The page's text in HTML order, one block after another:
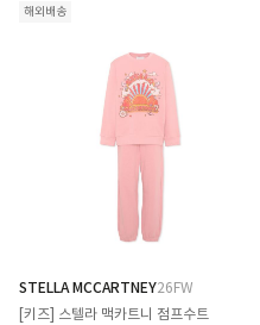
해외배송
STELLA MCCARTNEY26FW
[키즈] 스텔라 맥카트니 점프수트